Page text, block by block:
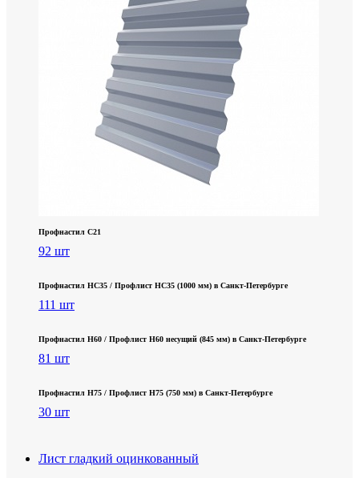
Профнастил С21
92 шт
Профнастил НС35 / Профлист НС35 (1000 мм) в Санкт‑Петербурге
111 шт
Профнастил Н60 / Профлист Н60 несущий (845 мм) в Санкт-Петербурге
81 шт
Профнастил Н75 / Профлист Н75 (750 мм) в Санкт-Петербурге
30 шт
Лист гладкий оцинкованный